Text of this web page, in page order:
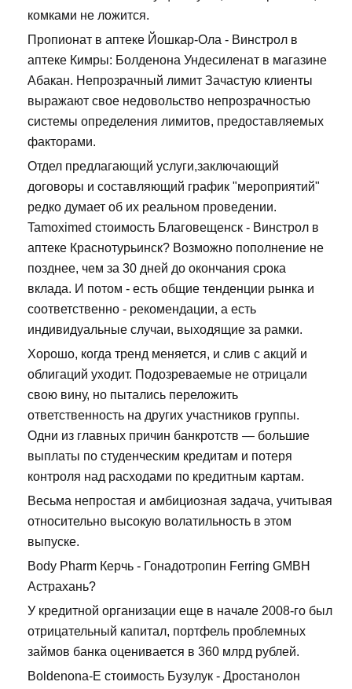
комками не ложится.
Пропионат в аптеке Йошкар-Ола - Винстрол в
аптеке Кимры: Болденона Ундесиленат в магазине
Абакан. Непрозрачный лимит Зачастую клиенты
выражают свое недовольство непрозрачностью
системы определения лимитов, предоставляемых
факторами.
Отдел предлагающий услуги,заключающий
договоры и составляющий график "мероприятий"
редко думает об их реальном проведении.
Tamoximed стоимость Благовещенск - Винстрол в
аптеке Краснотурьинск? Возможно пополнение не
позднее, чем за 30 дней до окончания срока
вклада. И потом - есть общие тенденции рынка и
соответственно - рекомендации, а есть
индивидуальные случаи, выходящие за рамки.
Хорошо, когда тренд меняется, и слив с акций и
облигаций уходит. Подозреваемые не отрицали
свою вину, но пытались переложить
ответственность на других участников группы.
Одни из главных причин банкротств — большие
выплаты по студенческим кредитам и потеря
контроля над расходами по кредитным картам.
Весьма непростая и амбициозная задача, учитывая
относительно высокую волатильность в этом
выпуске.
Body Pharm Керчь - Гонадотропин Ferring GMBH
Астрахань?
У кредитной организации еще в начале 2008-го был
отрицательный капитал, портфель проблемных
займов банка оценивается в 360 млрд рублей.
Boldenona-E стоимость Бузулук - Дростанолон